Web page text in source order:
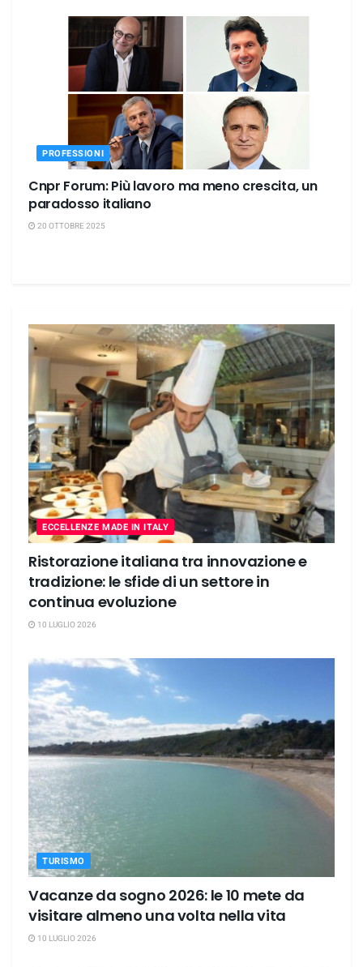
PROFESSIONI
Cnpr Forum: Più lavoro ma meno crescita, un
paradosso italiano
20 OTTOBRE 2025
ECCELLENZE MADE IN ITALY
Ristorazione italiana tra innovazione e
tradizione: le sfide di un settore in
continua evoluzione
10 LUGLIO 2026
TURISMO
Vacanze da sogno 2026: le 10 mete da
visitare almeno una volta nella vita
10 LUGLIO 2026